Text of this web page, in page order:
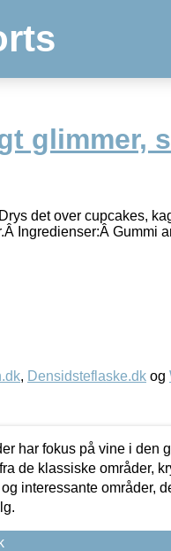
glimmer,
det over cupcakes,
Ingredienser:Â Gummi
, Densidsteflaske.dk og
har fokus på vine i den
de klassiske områder,
interessante områder,